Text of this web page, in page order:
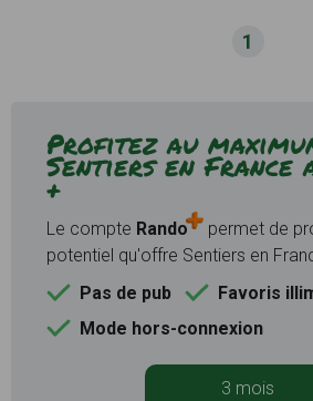
1
Profitez au
Sentiers en France
+
Le compte Rando
permet de
potentiel qu'offre Sentiers en
Pas de pub
Favoris
Mode hors-connexion
3 mois